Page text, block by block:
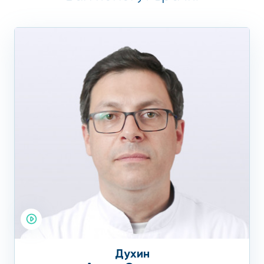
Реабилитация
После вмешательства пациентка остается в палате
стационара под пристальным контролем медицинского
персонала. Палаты стационара комфортабельные и
оборудованы всем необходимым: душ, туалет, TV,
кондиционер, холодильник. В течении 4-6 недель
требуется соблюдать половой покой, исключаются
физические нагрузки, соблюдение диеты.
Профилактика
К профилактическим мероприятиям можно отнести:
Придерживаться умеренных физических нагрузок,
Духин